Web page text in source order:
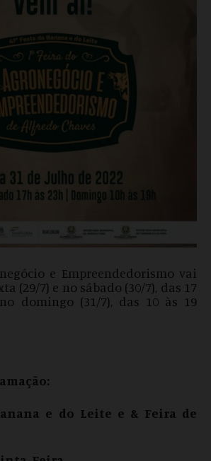
e Empreendedorismo vai
(29/7) e no sábado (30/7), das 17
domingo (31/7), das 10 às 19
e do Leite e & Feira de